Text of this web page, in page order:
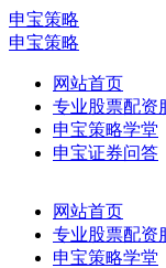
申宝策略
申宝策略
网站首页
专业股票配资
申宝策略学堂
申宝证券问答
网站首页
专业股票配资
申宝策略学堂